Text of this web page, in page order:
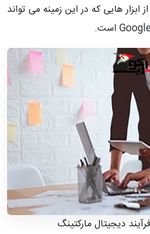
ابزار هایی که در این زمینه می تواند
دیجیتال مارکتینگ